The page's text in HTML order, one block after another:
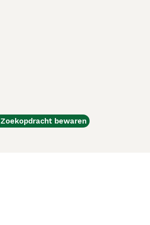
Zoekopdracht bewaren